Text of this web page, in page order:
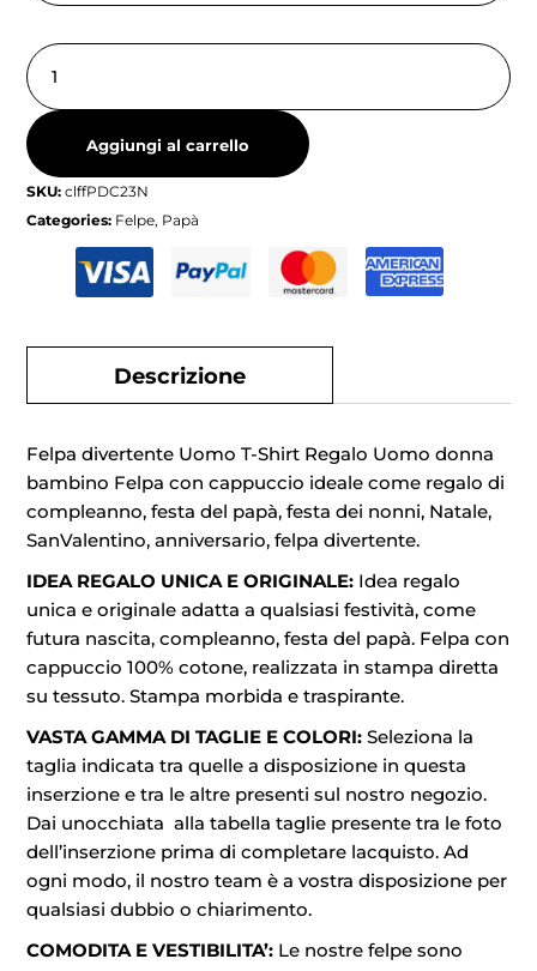
Aggiungi al carrello
SKU:clffPDC23N
Categories: Felpe, Papà
Descrizione
Felpa divertente Uomo T-Shirt Regalo Uomo donna
bambino Felpa con cappuccio ideale come regalo di
compleanno, festa del papà, festa dei nonni, Natale,
SanValentino, anniversario, felpa divertente.
IDEA REGALO UNICA E ORIGINALE: Idea regalo
unica e originale adatta a qualsiasi festività, come
futura nascita, compleanno, festa del papà. Felpa con
cappuccio 100% cotone, realizzata in stampa diretta
su tessuto. Stampa morbida e traspirante.
VASTA GAMMA DI TAGLIE E COLORI: Seleziona la
taglia indicata tra quelle a disposizione in questa
inserzione e tra le altre presenti sul nostro negozio.
Dai unocchiata alla tabella taglie presente tra le foto
dell’inserzione prima di completare lacquisto. Ad
ogni modo, il nostro team è a vostra disposizione per
qualsiasi dubbio o chiarimento.
COMODITA E VESTIBILITA’: Le nostre felpe sono